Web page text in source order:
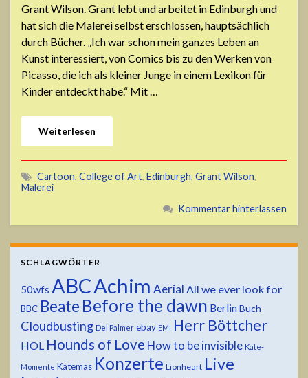
Grant Wilson. Grant lebt und arbeitet in Edinburgh und
hat sich die Malerei selbst erschlossen, hauptsächlich
durch Bücher. „Ich war schon mein ganzes Leben an
Kunst interessiert, von Comics bis zu den Werken von
Picasso, die ich als kleiner Junge in einem Lexikon für
Kinder entdeckt habe.“ Mit …
Weiterlesen
Cartoon, College of Art, Edinburgh, Grant Wilson,
Malerei
Kommentar hinterlassen
SCHLAGWÖRTER
50wfs ABCAchim Aerial All we ever look for
BBC Beate Before the dawn Berlin Buch
Cloudbusting Del Palmer ebay EMI Herr Böttcher
HOL Hounds of Love How to be invisible Kate-
Momente Katemas Konzerte Lionheart Live